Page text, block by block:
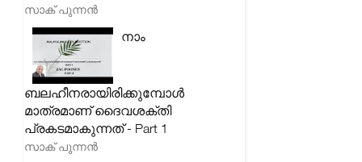
സാക് പുന്നൻ
നാം
ബലഹീനരായിരിക്കുമ്പോൾ
മാത്രമാണ് ദൈവശക്തി
പ്രകടമാകുന്നത് - Part 1
സാക് പുന്നൻ